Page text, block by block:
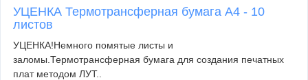
УЦЕНКА Термотрансферная бумага А4 - 10
листов
УЦЕНКА!Немного помятые листы и
заломы.Термотрансферная бумага для создания печатных
плат методом ЛУТ..